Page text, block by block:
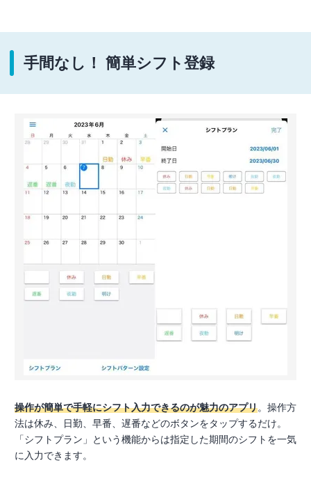
手間なし！ 簡単シフト登録
操作が簡単で手軽にシフト入力できるのが魅力のアプリ。操作方
法は休み、日勤、早番、遅番などのボタンをタップするだけ。
「シフトプラン」という機能からは指定した期間のシフトを一気
に入力できます。